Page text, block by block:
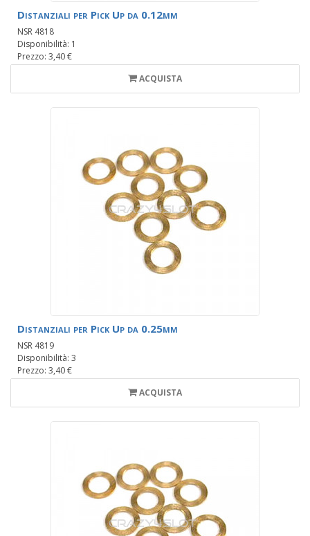
Distanziali per Pick Up da 0.12mm
NSR 4818
Disponibilità: 1
Prezzo: 3,40 €
ACQUISTA
Distanziali per Pick Up da 0.25mm
NSR 4819
Disponibilità: 3
Prezzo: 3,40 €
ACQUISTA